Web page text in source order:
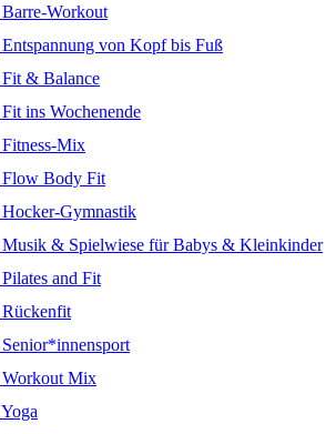
Barre-Workout
Entspannung von Kopf bis Fuß
Fit & Balance
Fit ins Wochenende
Fitness-Mix
Flow Body Fit
Hocker-Gymnastik
Musik & Spielwiese für Babys & Kleinkinder
Pilates and Fit
Rückenfit
Senior*innensport
Workout Mix
Yoga